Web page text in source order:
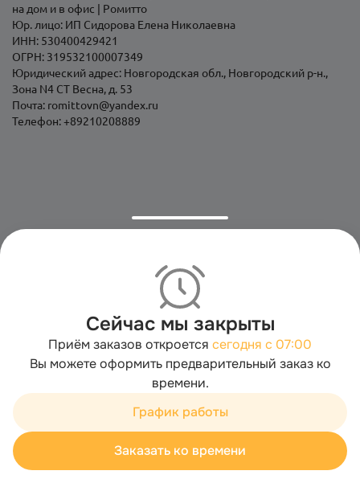
Мы используем cookies для быстрой работы сайта. Для
Продолжая пользоваться сайтом, вы принимаете
Хорошо
Каталог Акции Профиль
Сейчас мы закрыты
Приём заказов откроется сегодня с 07:00
Вы можете оформить предварительный заказ ко
времени.
График работы
Заказать ко времени
на дом и в офис | Ромитто
Юр. лицо: ИП Сидорова Елена Николаевна
ИНН: 530400429421
ОГРН: 319532100007349
Юридический адрес: Новгородская обл., Новгородский р-н.,
Зона N4 СТ Весна, д. 53
Почта: romittovn@yandex.ru
Телефон:+89210208889